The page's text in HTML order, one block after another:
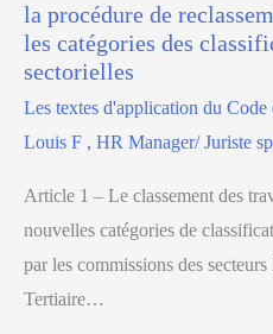
la procédure de
les catégories des
sectorielles
Les textes d'application du
Louis F , HR Manager/ Juriste
Article 1 – Le classement des
nouvelles catégories de
par les commissions des
Tertiaire…